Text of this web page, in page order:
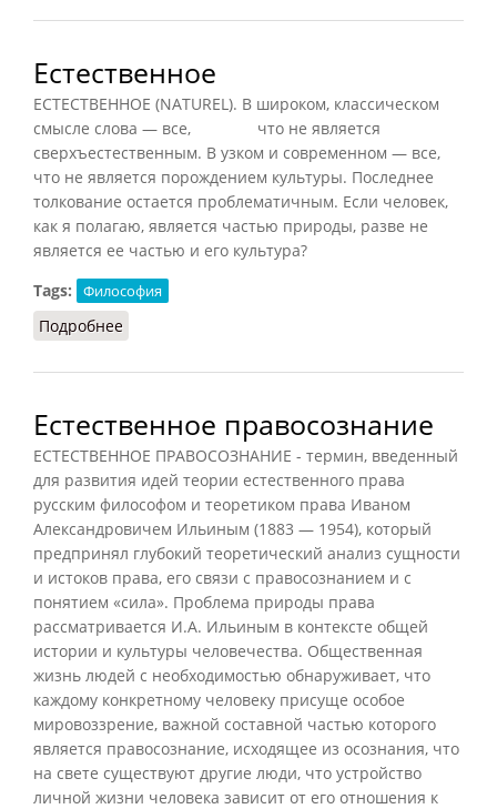
Естественное
ЕСТЕСТВЕННОЕ (NATUREL). В широком, классическом
смысле слова — все, что не является
сверхъестественным. В узком и современном — все,
что не является порождением культуры. Последнее
толкование остается проблематичным. Если человек,
как я полагаю, является частью природы, разве не
является ее частью и его культура?
Tags:
Философия
Подробнее
Естественное правосознание
ЕСТЕСТВЕННОЕ ПРАВОСОЗНАНИЕ - термин, введенный
для развития идей теории естественного права
русским философом и теоретиком права Иваном
Александровичем Ильиным (1883 — 1954), который
предпринял глубокий теоретический анализ сущности
и истоков права, его связи с правосознанием и с
понятием «сила». Проблема природы права
рассматривается И.А. Ильиным в контексте общей
истории и культуры человечества. Общественная
жизнь людей с необходимостью обнаруживает, что
каждому конкретному человеку присуще особое
мировоззрение, важной составной частью которого
является правосознание, исходящее из осознания, что
на свете существуют другие люди, что устройство
личной жизни человека зависит от его отношения к